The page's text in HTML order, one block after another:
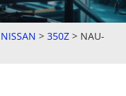
NISSAN > 350Z > NAU-